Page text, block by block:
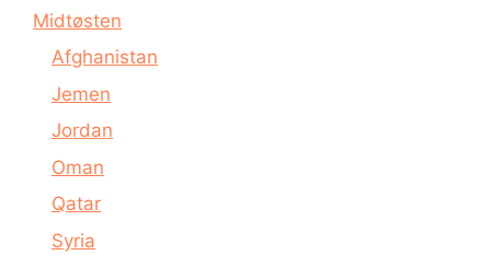
Midtøsten
Afghanistan
Jemen
Jordan
Oman
Qatar
Syria